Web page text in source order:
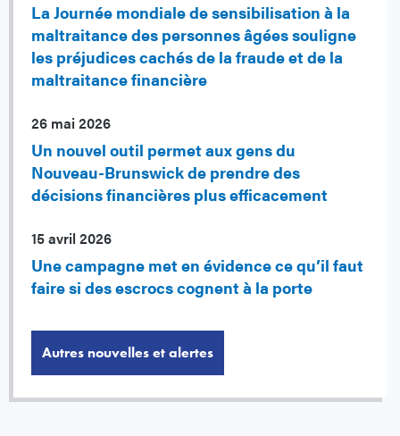
La Journée mondiale de sensibilisation à la
maltraitance des personnes âgées souligne
les préjudices cachés de la fraude et de la
maltraitance financière
26 mai 2026
Un nouvel outil permet aux gens du
Nouveau-Brunswick de prendre des
décisions financières plus efficacement
15 avril 2026
Une campagne met en évidence ce qu’il faut
faire si des escrocs cognent à la porte
Autres nouvelles et alertes